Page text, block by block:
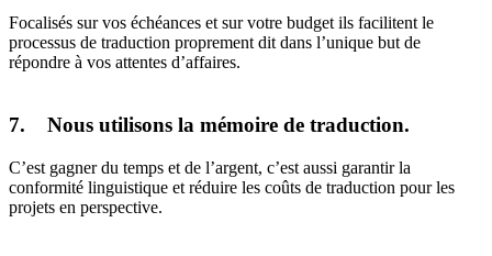
Focalisés sur vos échéances et sur votre budget ils facilitent le
processus de traduction proprement dit dans l’unique but de
répondre à vos attentes d’affaires.
7. Nous utilisons la mémoire de traduction.
C’est gagner du temps et de l’argent, c’est aussi garantir la
conformité linguistique et réduire les coûts de traduction pour les
projets en perspective.